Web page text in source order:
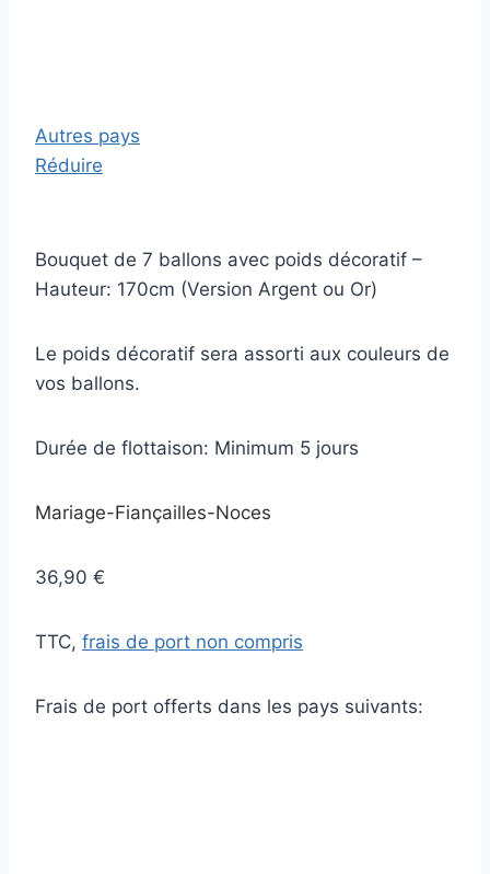
Autres pays
Réduire
Bouquet de 7 ballons avec poids décoratif –
Hauteur: 170cm (Version Argent ou Or)
Le poids décoratif sera assorti aux couleurs de
vos ballons.
Durée de flottaison: Minimum 5 jours
Mariage-Fiançailles-Noces
36,90 €
TTC, frais de port non compris
Frais de port offerts dans les pays suivants: